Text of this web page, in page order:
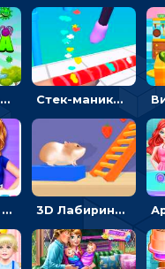
Бег от коронавируса: держать дистанцию, чтобы не заразиться Стек-маникюр для девочек: красить ногти и избегать пил
Одевалка в точку и полоску: создавать образы для принцесс и фотографировать 3D Лабиринт хомяка: проходить полосу препятствий, чтобы получать вкусняшки